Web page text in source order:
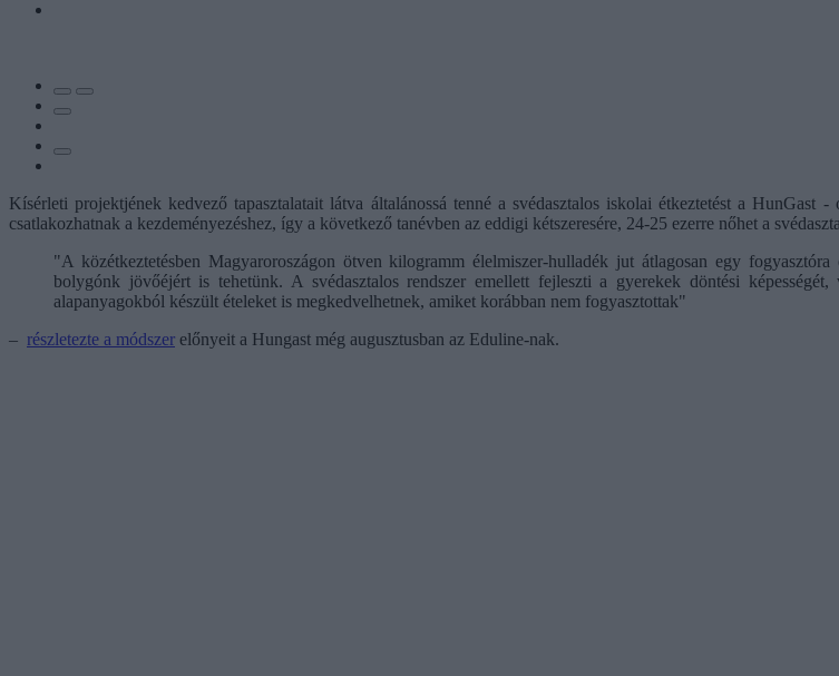
Kísérleti projektjének kedvező tapasztalatait látva általánossá tenné a svédasztalos iskolai étkeztetést a
csatlakozhatnak a kezdeményezéshez, így a következő tanévben az eddigi kétszeresére, 24-25 ezerre nőhet a
"A közétkeztetésben Magyaroroszágon ötven kilogramm élelmiszer-hulladék jut átlagosan egy
bolygónk jövőéjért is tehetünk. A svédasztalos rendszer emellett fejleszti a gyerekek döntési
alapanyagokból készült ételeket is megkedvelhetnek, amiket korábban nem fogyasztottak"
– részletezte a módszer előnyeit a Hungast még augusztusban az Eduline-nak.